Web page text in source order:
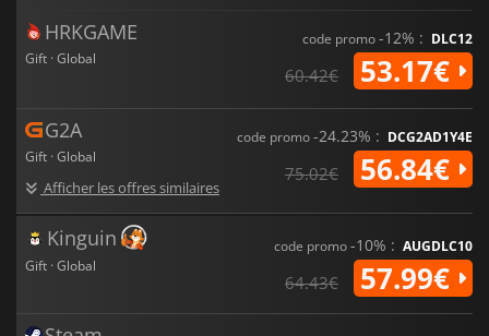
HRKGAME
Gift · Global
code promo-12% : DLC12
60.42€ 53.17€
G2A
Gift · Global
Afficher les offres similaires
code promo-24.23% : DCG2AD1Y4E
75.02€ 56.84€
Kinguin
Gift · Global
code promo-10% : AUGDLC10
64.43€ 57.99€